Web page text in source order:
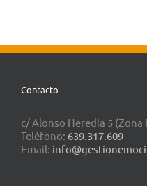
Contacto
c/ Alonso Heredia 5
Teléfono: 639.317.609
Email: